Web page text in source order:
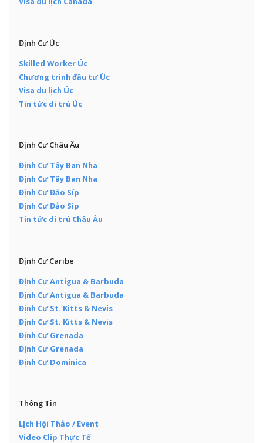
Định Cư Úc
Skilled Worker Úc
Chương trình đầu tư Úc
Visa du lịch Úc
Tin tức di trú Úc
Định Cư Châu Âu
Định Cư Tây Ban Nha
Định Cư Tây Ban Nha
Định Cư Đảo Síp
Định Cư Đảo Síp
Tin tức di trú Châu Âu
Định Cư Caribe
Định Cư Antigua & Barbuda
Định Cư Antigua & Barbuda
Định Cư St. Kitts & Nevis
Định Cư St. Kitts & Nevis
Định Cư Grenada
Định Cư Grenada
Định Cư Dominica
Thông Tin
Lịch Hội Thảo / Event
Video Clip Thực Tế